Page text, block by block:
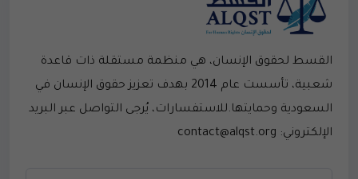
القسط لحقوق الإنسان، هي منظمة مستقلة ذات قاعدة
شعبية، تأسست عام 2014 بهدف تعزيز حقوق الإنسان في
السعودية وحمايتها.للاستفسارات، يُرجى التواصل عبر البريد
الإلكتروني: contact@alqst.org